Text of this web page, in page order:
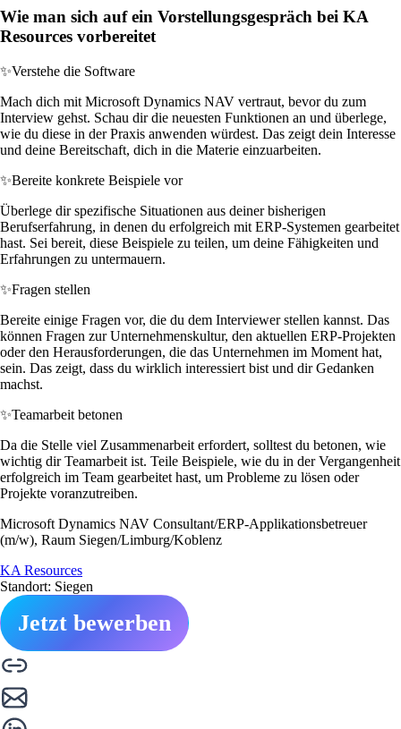
Wie man sich auf ein Vorstellungsgespräch bei KA
Resources vorbereitet
✨Verstehe die Software
Mach dich mit Microsoft Dynamics NAV vertraut, bevor du zum
Interview gehst. Schau dir die neuesten Funktionen an und überlege,
wie du diese in der Praxis anwenden würdest. Das zeigt dein Interesse
und deine Bereitschaft, dich in die Materie einzuarbeiten.
✨Bereite konkrete Beispiele vor
Überlege dir spezifische Situationen aus deiner bisherigen
Berufserfahrung, in denen du erfolgreich mit ERP-Systemen gearbeitet
hast. Sei bereit, diese Beispiele zu teilen, um deine Fähigkeiten und
Erfahrungen zu untermauern.
✨Fragen stellen
Bereite einige Fragen vor, die du dem Interviewer stellen kannst. Das
können Fragen zur Unternehmenskultur, den aktuellen ERP-Projekten
oder den Herausforderungen, die das Unternehmen im Moment hat,
sein. Das zeigt, dass du wirklich interessiert bist und dir Gedanken
machst.
✨Teamarbeit betonen
Da die Stelle viel Zusammenarbeit erfordert, solltest du betonen, wie
wichtig dir Teamarbeit ist. Teile Beispiele, wie du in der Vergangenheit
erfolgreich im Team gearbeitet hast, um Probleme zu lösen oder
Projekte voranzutreiben.
Microsoft Dynamics NAV Consultant/ERP-Applikationsbetreuer
(m/w), Raum Siegen/Limburg/Koblenz
KA Resources
Standort: Siegen
Jetzt bewerben